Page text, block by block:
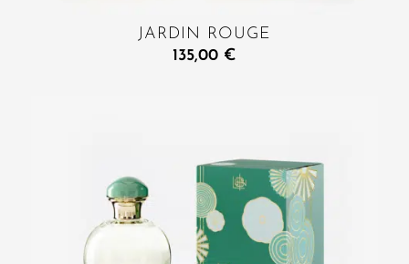
JARDIN ROUGE
135,00 €